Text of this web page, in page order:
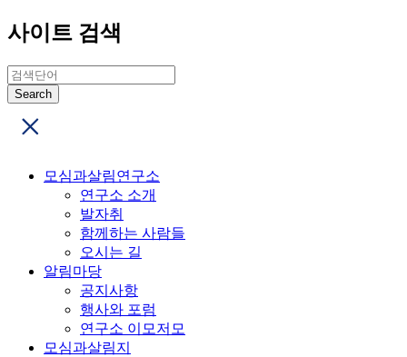
사이트 검색
모심과살림연구소
연구소 소개
발자취
함께하는 사람들
오시는 길
알림마당
공지사항
행사와 포럼
연구소 이모저모
모심과살림지